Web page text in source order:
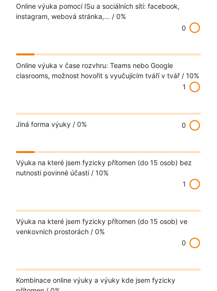
Online výuka pomocí ISu a sociálních sítí: facebook,
instagram, webová stránka,... / 0%
0 radio_button_unchecked
Online výuka v čase rozvhru: Teams nebo Google
clasrooms, možnost hovořit s vyučujícím tváří v tvář / 10%
1 radio_button_unchecked
Jiná forma výuky / 0% 0 radio_button_unchecked
Výuka na které jsem fyzicky přítomen (do 15 osob) bez
nutnosti povinné účasti / 10%
1 radio_button_unchecked
Výuka na které jsem fyzicky přítomen (do 15 osob) ve
venkovních prostorách / 0%
0 radio_button_unchecked
Kombinace online výuky a výuky kde jsem fyzicky